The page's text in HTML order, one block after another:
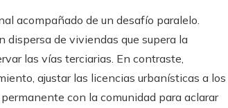
acompañado de un desafío paralelo.
de viviendas que supera la
las vías terciarias. En contraste,
ajustar las licencias urbanísticas a los
con la comunidad para aclarar